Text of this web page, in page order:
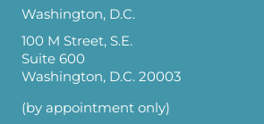
Washington, D.C.
100 M Street, S.E.
Suite 600
Washington, D.C. 20003
(by appointment only)